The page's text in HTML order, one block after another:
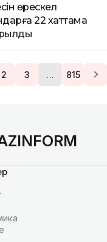
өрескел
22 хаттама
2 3 … 815